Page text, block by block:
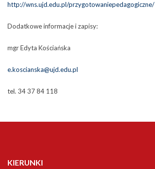
http://wns.ujd.edu.pl/przygotowaniepedagogiczne/
Dodatkowe informacje i zapisy:
mgr Edyta Kościańska
e.koscianska@ujd.edu.pl
tel. 34 37 84 118
KIERUNKI